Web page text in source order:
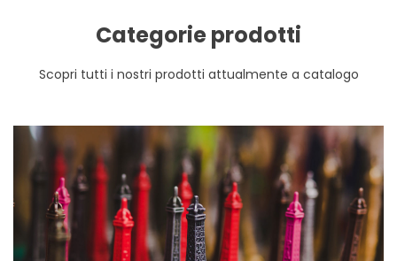
Categorie prodotti
Scopri tutti i nostri prodotti attualmente a catalogo